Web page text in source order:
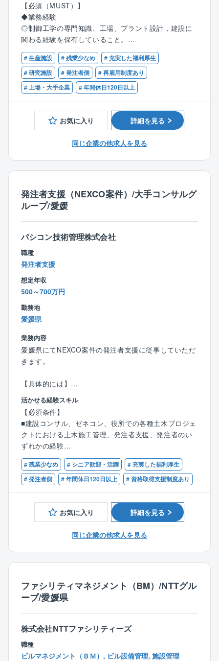
◎加工組立型プラントだけでなく、連続プロセス,バッ
チプロセスのプラントや海外でのプラント建設,設備導
入にも参画可能。
◎将来的には管理職としてチームのマネジメントや他
部門との連携を行い、工場の技術戦略の策定に貢献す
ることが期待される。
す。
そういった背景の中、部署としては、国内外製造拠点
の製造ラインの新設および大型の設備改変に関するタ
イムリーな設計、建設業務を推進し、同社および同社
グループ会社の企業競争力を高め、住友化学グループ
の収益向上に貢献することを期待されています。
加えて、工場の計装設備の工事、維持及び運用の業務
に関してはグループ会社と連携して効率的に推進する
こともミッションです。
●大江工場の増産,改良工事または新規工場建設におけ
●製造プロセス、設備予算、工期を意識しながら計装設
●中長期的な工場インフラ整備を視野に入れ、制御工学
の専門知識を活かして業務を遂行。
●設備メーカーや工事会社との調整,発注業務も担当。
●新規工場建設時には基本計画段階から計装設計業務お
よびプロジェクト遂行業務に従事。
工場建設に一から関わる経験ができ、着実にご自身の
成長を実感できる業務です。
また、ご自身の知識や経験を活かして、工場の生産性
向上や安定貢献できます。
また、キャリアイメージは以下です。
設備の設計,保守,運用を担当する。
◎その後、経験を積み、新しい設備導入等のプロジェ
クトを担当する。
計に関わることにより、FA系の知識、スキルを身に着
◎さらに、管理職としてチームのマネジメントや他部
門との連携を行い、工場の技術戦略の策定に貢献する
ことも期待される。
実務担当者として、プラントエンジニアリング業務を
実施するポジションを募集しており、将来的には部下
を率いてエンジニアリング業務を推進する役割を担っ
ていただきたいと考えます。
【必須（MUST）】
◆業務経験
◎制御工学の専門知識、工場、プラント設計，建設に
関わる経験を保有していること。
◎環境、保安、安全関係法令について一定の知識，経
験を持っていること。
【歓迎（WANT）】
◆業務経験：
◎クリーンルーム内設備設計経験
◎加工組立工場での計装、メカトロ設計経験
◎プログラミング言語の知見
エネルギー管理士、電気主任技術者、危険物取扱者、
TOEIC500点以上
# 生産施設 # 残業少なめ
# 充実した福利厚生
# 研究施設
# 発注者側
# 再雇用制度あり
# 上場・大手企業
# 年間休日120日以上
お気に入り 詳細を見る
同じ企業の他求人を見る
発注者支援（NEXCO案件）/大手コンサルグ
ループ/愛媛
パシコン技術管理株式会社
職種
発注者支援
想定年収
500～700万円
勤務地
愛媛県
業務内容
愛媛県にてNEXCO案件の発注者支援に従事していただ
きます。
【具体的には】
■高速道路工事における施工管理・工事監理（発注者支
援業務）
■各種施工の立ち合い検査、積算
■会議出席、施工業者との調整
■各種資料作成
■安全管理、工程管理、出来形管理、品質管理 など
＜魅力ポイント＞
■社会貢献を実感できる
高速道路や橋など、社会インフラの建設・維持管理に
携わることで、社会に貢献しているという実感を強く
得られます。自分の仕事が人々の生活を支えているこ
とを実感できることは、大きなやりがいにつながりま
■幅広い経験を積める
る機会があります。一つの分野にとどまらず、幅広い
知識とスキルを習得できるため、専門性を高めながら
■安定した基盤で働ける
パシフィックコンサルタンツグループの一員として、
安定した基盤のもとで働くことができます。大規模プ
活かせる経験スキル
【必須条件】
■建設コンサル、ゼネコン、役所での各種土木プロジェ
クトにおける土木施工管理、発注者支援、発注者のい
ずれかの経験
■2級土木施工管理技士または技術士補のいずれかをお
持ちの方
【歓迎条件】
■NEXCO東日本/中日本/西日本のいずれか発注の高速道
路工事の施工管理・工事管理経験のある方
■1級土木施工管理技士、RCCMの資格をお持ちの方
■積算経験のある方
■Microsoft officeソフト(Excel、Word、Outlookなど)
の基本操作ができる方
# 残業少なめ # シニア歓迎・活躍
# 充実した福利厚生
# 発注者側
# 年間休日120日以上 # 資格取得支援制度あり
お気に入り 詳細を見る
同じ企業の他求人を見る
ファシリティマネジメント（BM）/NTTグル
ープ/愛媛県
株式会社NTTファシリティーズ
職種
ビルマネジメント（ＢＭ）, ビル設備管理, 施設管理